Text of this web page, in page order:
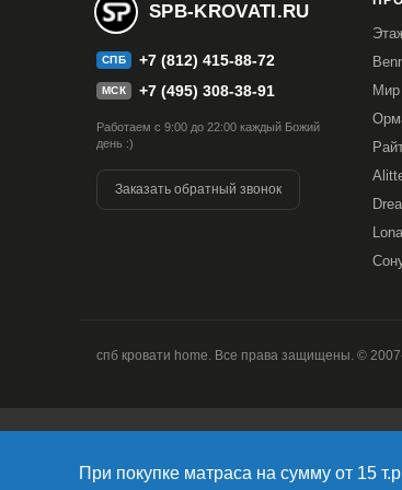
При покупке матраса на сумму от 15
SPB-KROVATI.RU
СПБ +7 (812) 415-88-72
МСК +7 (495) 308-38-91
Работаем с 9:00 до 22:00 каждый Божий
день :)
Заказать обратный звонок
Мир
спб кровати home. Все права защищены. ©
версия Браузера; тип устройства и
Браузера; какие страницы открывает и на